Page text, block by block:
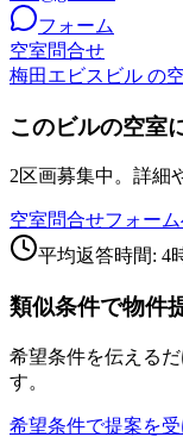
フォーム
空室問合せ
梅田エビスビル の
このビルの空室
2区画募集中。詳細
空室問合せフォー
平均返答時間: 4
類似条件で物件
希望条件を伝える
す。
希望条件で提案を受